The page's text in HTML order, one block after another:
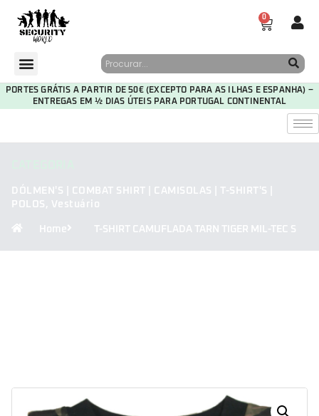
0
PORTES GRÁTIS A PARTIR DE 50€ (EXCEPTO PARA AS ILHAS E ESPANHA) –
ENTREGAS EM ½ DIAS ÚTEIS PARA PORTUGAL CONTINENTAL
DÓLMEN'S | COMBAT SHIRT | CAMISOLAS | T-SHIRT'S |
POLOS , Vestuário
Home T-SHIRT CAMUFLADA TARN TIGER MIL-TEC S